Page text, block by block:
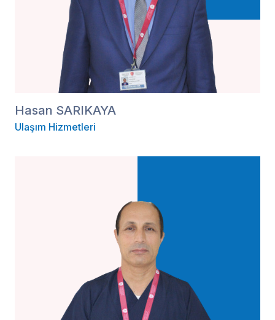
Hasan SARIKAYA
Ulaşım Hizmetleri